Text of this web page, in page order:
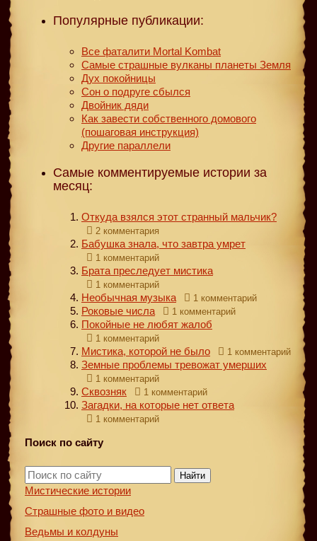
Популярные публикации:
Все фаталити Mortal Kombat
Самые страшные вулканы планеты Земля
Дух покойницы
Сон о подруге сбылся
Двойник дяди
Как завести собственного домового
(пошаговая инструкция)
Другие параллели
Самые комментируемые истории за
месяц:
Откуда взялся этот странный мальчик?
2 комментария
Бабушка знала, что завтра умрет
1 комментарий
Брата преследует мистика
1 комментарий
Необычная музыка 1 комментарий
Роковые числа 1 комментарий
Покойные не любят жалоб
1 комментарий
Мистика, которой не было 1 комментарий
Земные проблемы тревожат умерших
1 комментарий
Сквозняк 1 комментарий
Загадки, на которые нет ответа
1 комментарий
Поиск по сайту
Найти
Мистические истории
Страшные фото и видео
Ведьмы и колдуны